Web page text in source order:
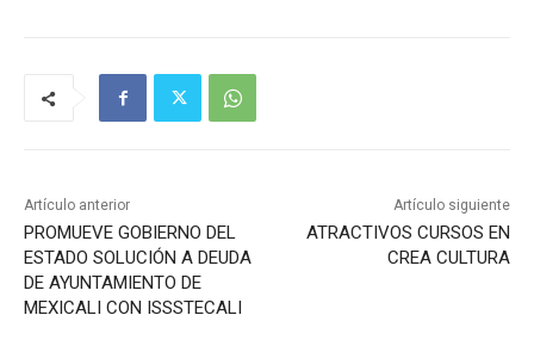
Artículo anterior
PROMUEVE GOBIERNO DEL
ESTADO SOLUCIÓN A DEUDA
DE AYUNTAMIENTO DE
MEXICALI CON ISSSTECALI
Artículo siguiente
ATRACTIVOS CURSOS EN
CREA CULTURA